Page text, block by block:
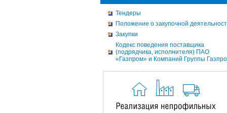
Тендеры
Положение о закупочной
Закупки
Кодекс поведения поставщика
(подрядчика, исполнителя) ПАО
«Газпром» и Компаний Группы